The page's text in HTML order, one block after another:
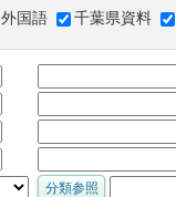
外国語 千葉県資料